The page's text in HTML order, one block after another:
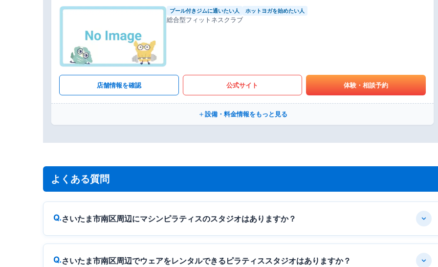
プール付きジムに通いたい人 ホットヨガを始めたい人
総合型フィットネスクラブ
店舗情報を確認 公式サイト 体験・相談予約
設備・料金情報をもっと見る
よくある質問
さいたま市南区周辺にマシンピラティスのスタジオはありますか？
さいたま市南区周辺でウェアをレンタルできるピラティススタジオはありますか？